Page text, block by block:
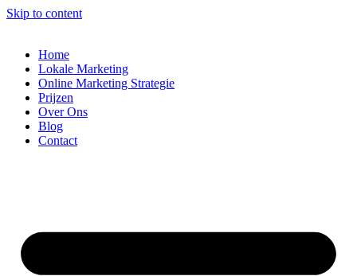
Skip to content
Home
Lokale Marketing
Online Marketing Strategie
Prijzen
Over Ons
Blog
Contact